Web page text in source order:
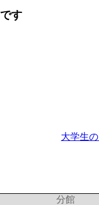
す
大学生
分館